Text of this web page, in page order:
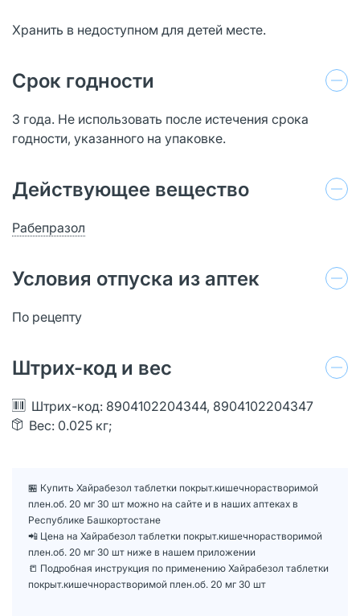
Хранить в недоступном для детей месте.
Срок годности
3 года. Не использовать после истечения срока
годности, указанного на упаковке.
Действующее вещество
Рабепразол
Условия отпуска из аптек
По рецепту
Штрих-код и вес
Штрих-код: 8904102204344, 8904102204347
Вес: 0.025 кг;
🏪 Купить Хайрабезол таблетки покрыт.кишечнорастворимой
плен.об. 20 мг 30 шт можно на сайте и в наших аптеках в
Республике Башкортостане
📲 Цена на Хайрабезол таблетки покрыт.кишечнорастворимой
плен.об. 20 мг 30 шт ниже в нашем приложении
📒 Подробная инструкция по применению Хайрабезол таблетки
покрыт.кишечнорастворимой плен.об. 20 мг 30 шт